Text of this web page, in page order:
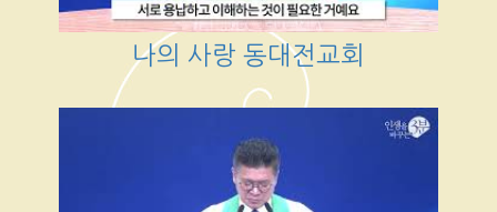
나의 사랑 동대전교회